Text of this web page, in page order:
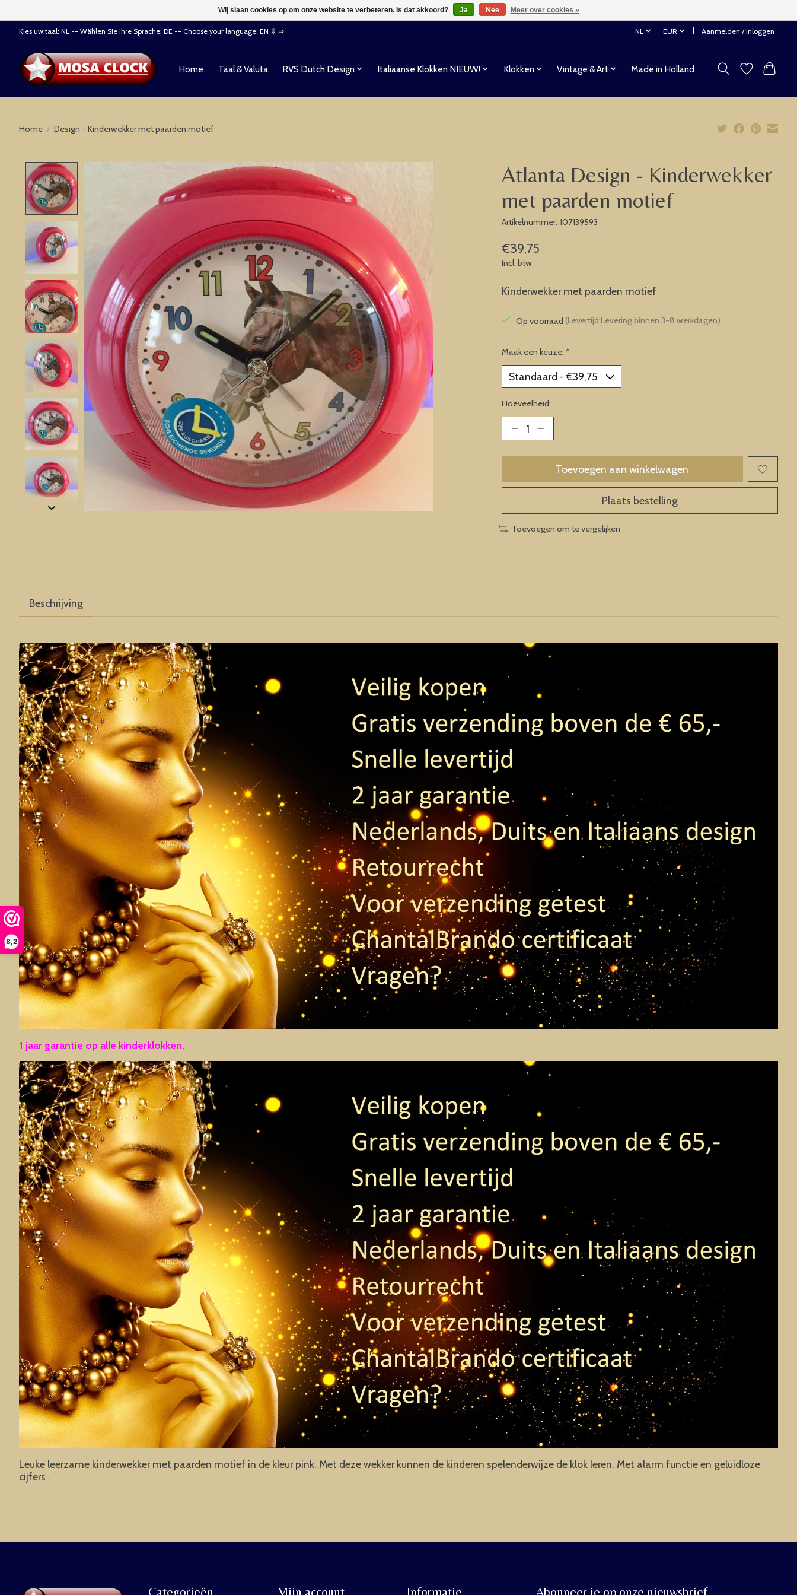
8,2
Kies uw taal: NL -- Wählen Sie ihre Sprache: DE -- Choose your language: EN ⇓ ⇒ NL EUR Aanmelden / Inloggen
Home Taal & Valuta RVS Dutch Design Italiaanse Klokken NIEUW! Klokken Vintage & Art Made in Holland
Home / Design - Kinderwekker met paarden motief
Product image slideshow Items
Atlanta Design - Kinderwekker
met paarden motief
Artikelnummer: 107139593
€39,75
Incl. btw
Kinderwekker met paarden motief
Op voorraad (Levertijd:Levering binnen 3-8 werkdagen)
Maak een keuze: *
Hoeveelheid:
Toevoegen aan winkelwagen
Plaats bestelling
Toevoegen om te vergelijken
Beschrijving
1 jaar garantie op alle kinderklokken.
Leuke leerzame kinderwekker met paarden motief in de kleur pink. Met deze wekker kunnen de kinderen spelenderwijze de klok leren. Met alarm functie en geluidloze
cijfers .
Categorieën Mijn account Informatie Abonneer je op onze nieuwsbrief
Wij slaan cookies op om onze website te verbeteren. Is dat akkoord? Ja Nee Meer over cookies »